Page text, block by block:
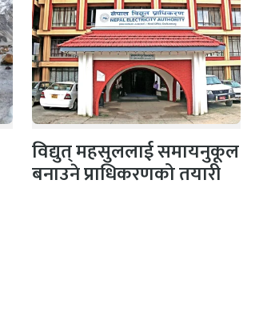
विद्युत् महसुललाई समायनुकूल
बनाउने प्राधिकरणको तयारी